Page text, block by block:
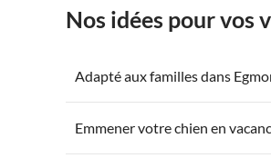
Nos idées pour vos